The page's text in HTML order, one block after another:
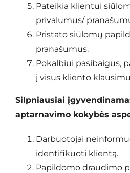
Pateikia klientui
privalumus/
Pristato siūlomų
pranašumus.
Pokalbiui pasibaigus,
į visus kliento
Silpniausiai
aptarnavimo kokybės
Darbuotojai
identifikuoti klientą.
Papildomo draudimo